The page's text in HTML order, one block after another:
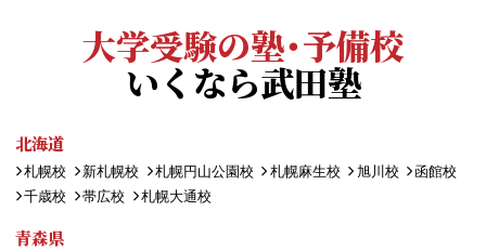
大学受験の塾・予備校
いくなら武田塾
北海道
札幌校 新札幌校 札幌円山公園校 札幌麻生校 旭川校
函館校
千歳校
帯広校 札幌大通校
青森県